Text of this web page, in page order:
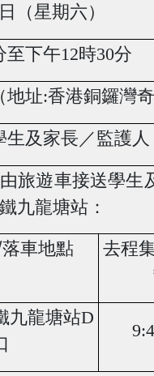
日（星期六）
至下午12時30分
地址:香港銅鑼灣
及家長／監護人
旅遊車接送學生
九龍塘站：
落車地點 去程
九龍塘站D